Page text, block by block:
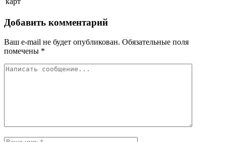
Добавить комментарий
Ваш e-mail не будет опубликован. Обязательные поля
помечены *